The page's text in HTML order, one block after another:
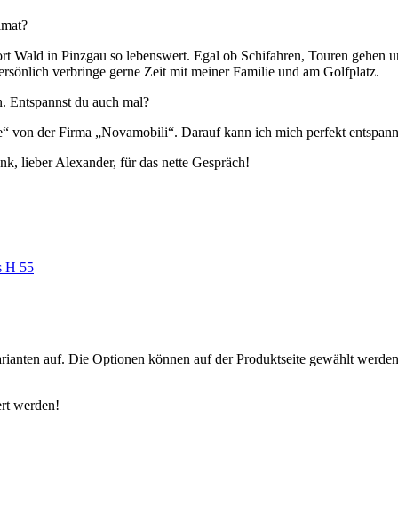
Wald in Pinzgau so lebenswert. Egal ob Schifahren, Touren
verbringe gerne Zeit mit meiner Familie und am Golfplatz.
Entspannst du auch mal?
von der Firma „Novamobili“. Darauf kann ich mich perfekt
lieber Alexander, für das nette Gespräch!
auf. Die Optionen können auf der Produktseite gewählt werden
werden!